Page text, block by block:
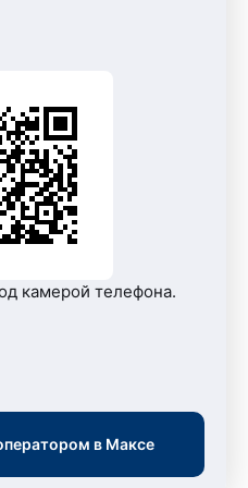
адресу ул. Осенняя, д. 25 с
адресу ул. Молодежная, д.
услуг для
указанного срока, будут
в Распоряжении РЭК от
сотрудникам «НЭСКО». За
компании.
камерой телефона.
в Максе